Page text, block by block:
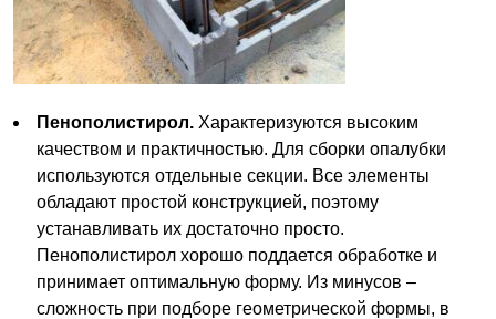
Пенополистирол. Характеризуются высоким
качеством и практичностью. Для сборки опалубки
используются отдельные секции. Все элементы
обладают простой конструкцией, поэтому
устанавливать их достаточно просто.
Пенополистирол хорошо поддается обработке и
принимает оптимальную форму. Из минусов –
сложность при подборе геометрической формы, в